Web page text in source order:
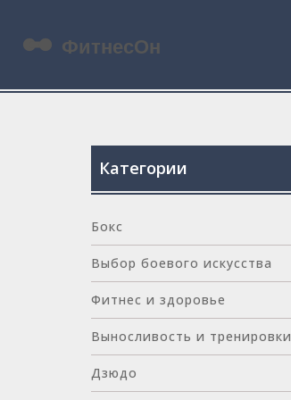
Категории
Бокс
Выбор боевого искусства
Фитнес и здоровье
Выносливость и тренировки
Дзюдо